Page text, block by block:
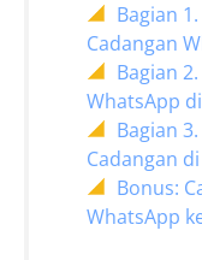
Bagian
Cadangan
Bagian
WhatsApp
Bagian
Cadangan
Bonus:
WhatsApp